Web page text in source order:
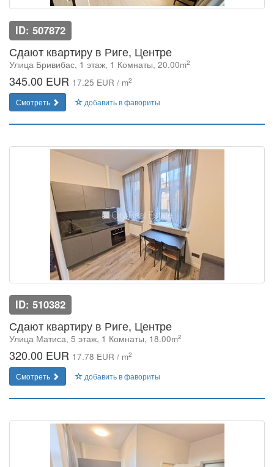
ID: 507872
Сдают квартиру в Риге, Центре
Улица Бривибас, 1 этаж, 1 Комнаты, 20.00m2
345.00 EUR 17.25 EUR / m2
Смотреть добавить в фавориты
ID: 510382
Сдают квартиру в Риге, Центре
Улица Матиса, 5 этаж, 1 Комнаты, 18.00m2
320.00 EUR 17.78 EUR / m2
Смотреть добавить в фавориты